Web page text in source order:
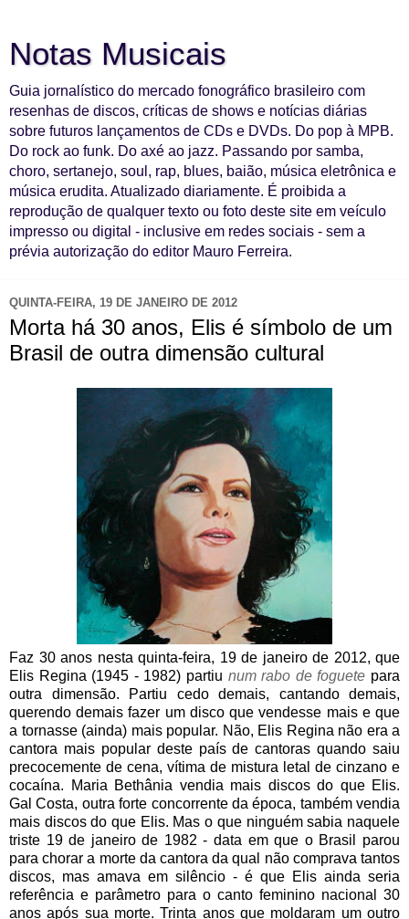
Notas Musicais
Guia jornalístico do mercado fonográfico brasileiro com
resenhas de discos, críticas de shows e notícias diárias
sobre futuros lançamentos de CDs e DVDs. Do pop à MPB.
Do rock ao funk. Do axé ao jazz. Passando por samba,
choro, sertanejo, soul, rap, blues, baião, música eletrônica e
música erudita. Atualizado diariamente. É proibida a
reprodução de qualquer texto ou foto deste site em veículo
impresso ou digital - inclusive em redes sociais - sem a
prévia autorização do editor Mauro Ferreira.
QUINTA-FEIRA, 19 DE JANEIRO DE 2012
Morta há 30 anos, Elis é símbolo de um
Brasil de outra dimensão cultural
Faz 30 anos nesta quinta-feira, 19 de janeiro de 2012, que
Elis Regina (1945 - 1982) partiu num rabo de foguete para
outra dimensão. Partiu cedo demais, cantando demais,
querendo demais fazer um disco que vendesse mais e que
a tornasse (ainda) mais popular. Não, Elis Regina não era a
cantora mais popular deste país de cantoras quando saiu
precocemente de cena, vítima de mistura letal de cinzano e
cocaína. Maria Bethânia vendia mais discos do que Elis.
Gal Costa, outra forte concorrente da época, também vendia
mais discos do que Elis. Mas o que ninguém sabia naquele
triste 19 de janeiro de 1982 - data em que o Brasil parou
para chorar a morte da cantora da qual não comprava tantos
discos, mas amava em silêncio - é que Elis ainda seria
referência e parâmetro para o canto feminino nacional 30
anos após sua morte. Trinta anos que moldaram um outro